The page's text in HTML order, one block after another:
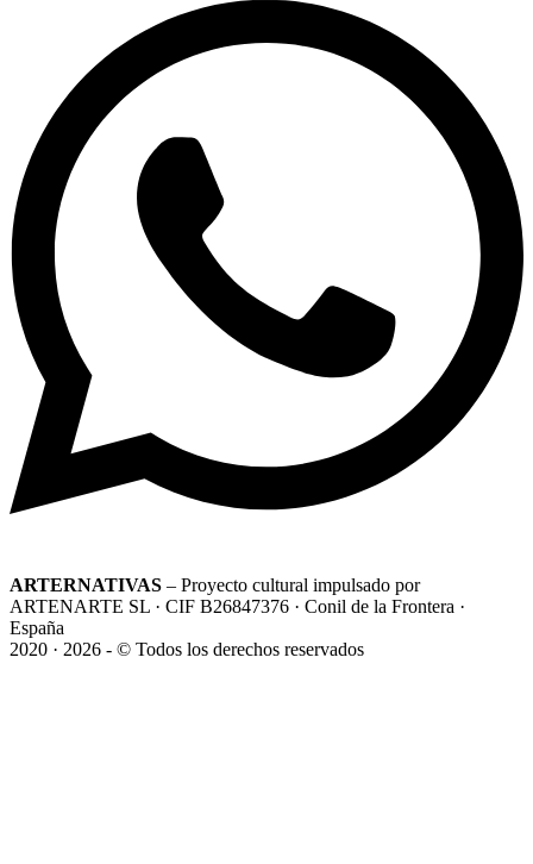
ARTERNATIVAS – Proyecto cultural impulsado por
ARTENARTE SL · CIF B26847376 · Conil de la Frontera ·
España
2020 · 2026 - © Todos los derechos reservados